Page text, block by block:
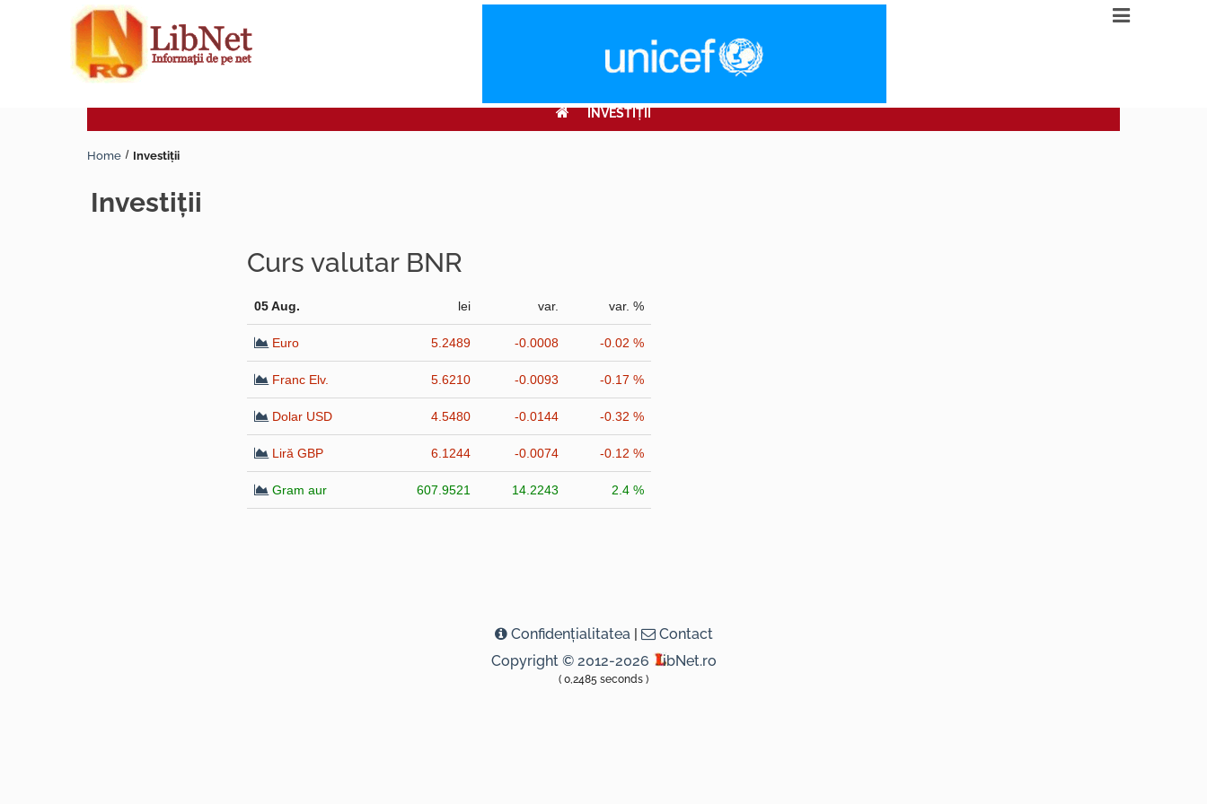
INVESTIŢII
Home Investiţii
investiţii
Curs valutar BNR
05 Aug. lei var. var. %
Euro 5.2489 -0.0008 -0.02 %
Franc Elv. 5.6210 -0.0093 -0.17 %
Dolar USD 4.5480 -0.0144 -0.32 %
Liră GBP 6.1244 -0.0074 -0.12 %
Gram aur 607.9521 14.2243 2.4 %
Confidenţialitatea |
Contact
Copyright © 2012-2026
ibNet.ro
( 0,2485 seconds )